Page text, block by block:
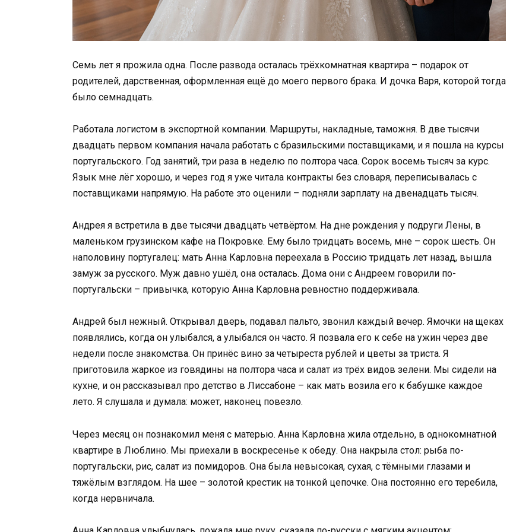
Семь лет я прожила одна. После развода осталась трёхкомнатная квартира – подарок от
родителей, дарственная, оформленная ещё до моего первого брака. И дочка Варя, которой тогда
было семнадцать.
Работала логистом в экспортной компании. Маршруты, накладные, таможня. В две тысячи
двадцать первом компания начала работать с бразильскими поставщиками, и я пошла на курсы
португальского. Год занятий, три раза в неделю по полтора часа. Сорок восемь тысяч за курс.
Язык мне лёг хорошо, и через год я уже читала контракты без словаря, переписывалась с
поставщиками напрямую. На работе это оценили – подняли зарплату на двенадцать тысяч.
Андрея я встретила в две тысячи двадцать четвёртом. На дне рождения у подруги Лены, в
маленьком грузинском кафе на Покровке. Ему было тридцать восемь, мне – сорок шесть. Он
наполовину португалец: мать Анна Карловна переехала в Россию тридцать лет назад, вышла
замуж за русского. Муж давно ушёл, она осталась. Дома они с Андреем говорили по-
португальски – привычка, которую Анна Карловна ревностно поддерживала.
Андрей был нежный. Открывал дверь, подавал пальто, звонил каждый вечер. Ямочки на щеках
появлялись, когда он улыбался, а улыбался он часто. Я позвала его к себе на ужин через две
недели после знакомства. Он принёс вино за четыреста рублей и цветы за триста. Я
приготовила жаркое из говядины на полтора часа и салат из трёх видов зелени. Мы сидели на
кухне, и он рассказывал про детство в Лиссабоне – как мать возила его к бабушке каждое
лето. Я слушала и думала: может, наконец повезло.
Через месяц он познакомил меня с матерью. Анна Карловна жила отдельно, в однокомнатной
квартире в Люблино. Мы приехали в воскресенье к обеду. Она накрыла стол: рыба по-
португальски, рис, салат из помидоров. Она была невысокая, сухая, с тёмными глазами и
тяжёлым взглядом. На шее – золотой крестик на тонкой цепочке. Она постоянно его теребила,
когда нервничала.